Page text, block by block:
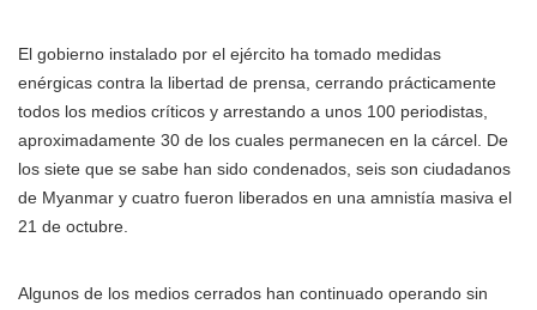
El gobierno instalado por el ejército ha tomado medidas
enérgicas contra la libertad de prensa, cerrando prácticamente
todos los medios críticos y arrestando a unos 100 periodistas,
aproximadamente 30 de los cuales permanecen en la cárcel. De
los siete que se sabe han sido condenados, seis son ciudadanos
de Myanmar y cuatro fueron liberados en una amnistía masiva el
21 de octubre.
Algunos de los medios cerrados han continuado operando sin